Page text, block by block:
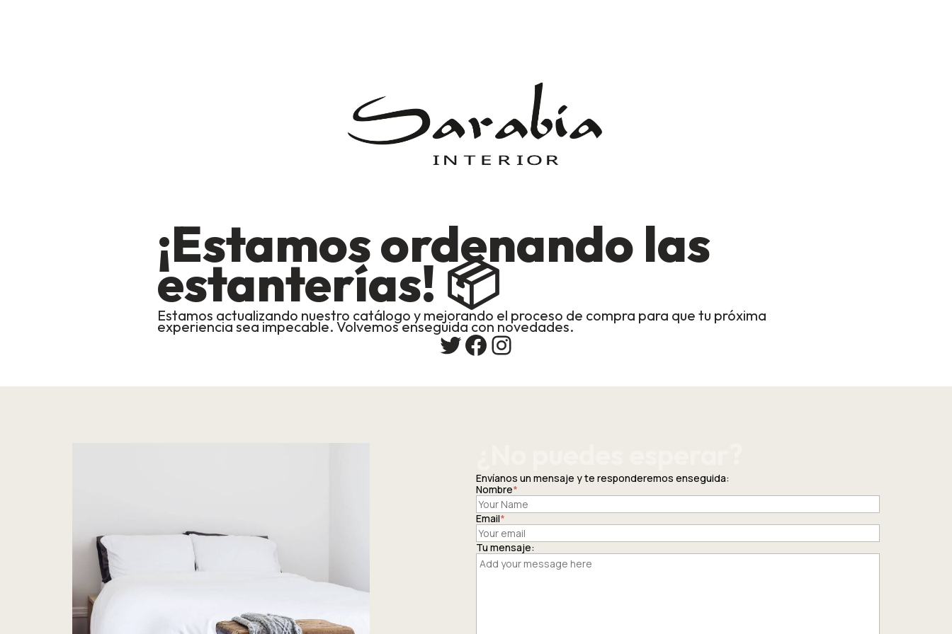
¡Estamos ordenando las
estanterías! 📦
Estamos actualizando nuestro catálogo y mejorando el proceso de compra para que tu próxima
experiencia sea impecable. Volvemos enseguida con novedades.
TwitterFacebookInstagram
Envíanos un mensaje y te responderemos enseguida:
Nombre*
Email*
Tu mensaje: